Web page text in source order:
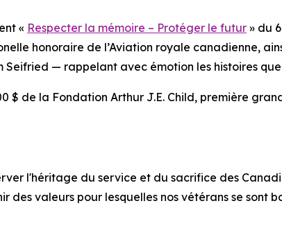
« Respecter la mémoire – Protéger le futur » du
honoraire de l’Aviation royale canadienne,
— rappelant avec émotion les histoires que
$ de la Fondation Arthur J.E. Child, première
l'héritage du service et du sacrifice des
des valeurs pour lesquelles nos vétérans se sont